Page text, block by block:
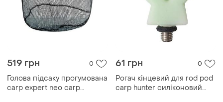
519 грн 0
Голова підсаку прогумована
carp expert neo carp
61 грн 0
Рогач кінцевий для rod pod
carp hunter силіконовий